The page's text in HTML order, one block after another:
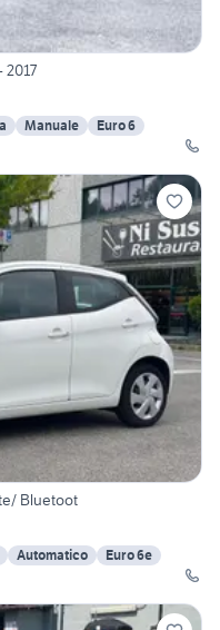
2017
Manuale
Euro 6
Bluetoot
Automatico
Euro 6e